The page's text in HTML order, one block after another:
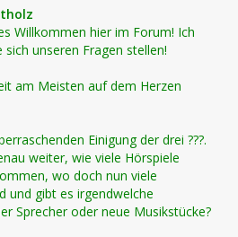
Willkommen hier im Forum! Ich
sich unseren Fragen stellen!
am Meisten auf dem Herzen
Einigung der drei ???.
weiter, wie viele Hörspiele
wo doch nun viele
und gibt es irgendwelche
Sprecher oder neue Musikstücke?